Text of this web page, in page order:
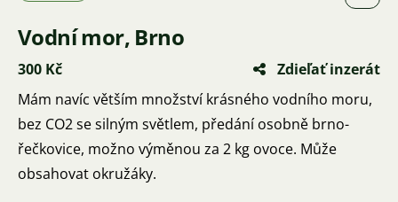
Vodní mor, Brno
300 Kč
Zdieľať inzerát
Mám navíc větším množství krásného vodního moru,
bez CO2 se silným světlem, předání osobně brno-
řečkovice, možno výměnou za 2 kg ovoce. Může
obsahovat okružáky.